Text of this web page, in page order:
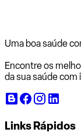
Uma boa saúde
Encontre os
da sua saúde com
Links Rápidos